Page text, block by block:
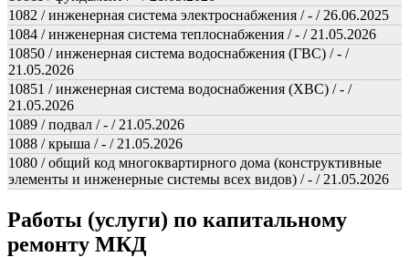
1082 / инженерная система электроснабжения / - / 26.06.2025
1084 / инженерная система теплоснабжения / - / 21.05.2026
10850 / инженерная система водоснабжения (ГВС) / - /
21.05.2026
10851 / инженерная система водоснабжения (ХВС) / - /
21.05.2026
1089 / подвал / - / 21.05.2026
1088 / крыша / - / 21.05.2026
1080 / общий код многоквартирного дома (конструктивные
элементы и инженерные системы всех видов) / - / 21.05.2026
Работы (услуги) по капитальному
ремонту МКД